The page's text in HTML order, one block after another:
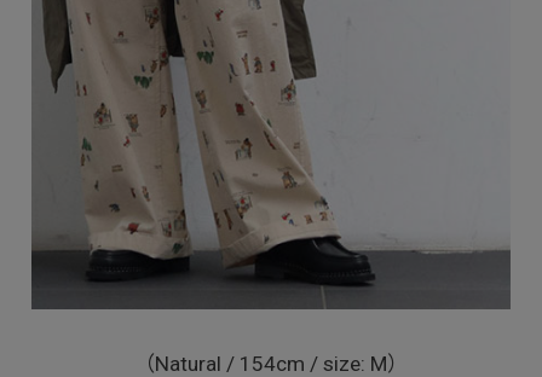
（Natural / 154cm / size: M）